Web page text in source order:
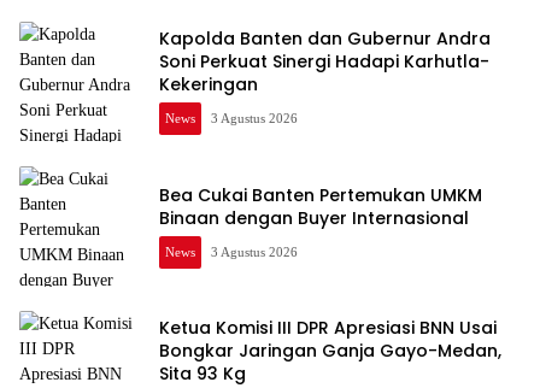
Kapolda Banten dan Gubernur Andra
Soni Perkuat Sinergi Hadapi Karhutla-
Kekeringan
News 3 Agustus 2026
Bea Cukai Banten Pertemukan UMKM
Binaan dengan Buyer Internasional
News 3 Agustus 2026
Ketua Komisi III DPR Apresiasi BNN Usai
Bongkar Jaringan Ganja Gayo-Medan,
Sita 93 Kg